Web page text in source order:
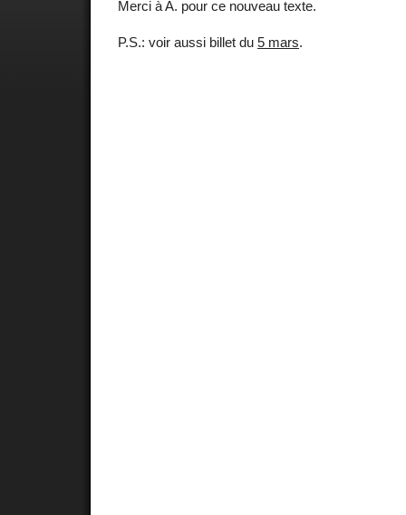
Merci à A. pour ce nouveau texte.
P.S.: voir aussi billet du 5 mars.